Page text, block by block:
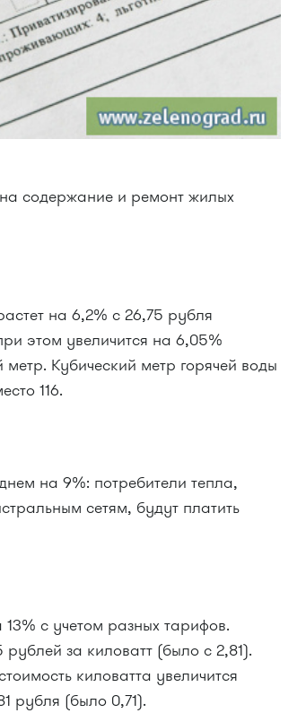
содержание и ремонт жилых
на 6,2% с 26,75 рубля
этом увеличится на 6,05%
Кубический метр горячей воды
116.
на 9%: потребители тепла,
сетям, будут платить
с учетом разных тарифов.
за киловатт (было с 2,81).
киловатта увеличится
рубля (было 0,71).